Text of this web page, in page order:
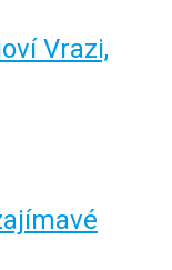
Vrazi,